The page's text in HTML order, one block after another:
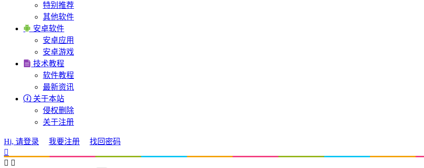
特别推荐
其他软件
 安卓软件
安卓应用
安卓游戏
 技术教程
软件教程
最新资讯
 关于本站
侵权删除
关于注册
Hi, 请登录 我要注册
找回密码

 